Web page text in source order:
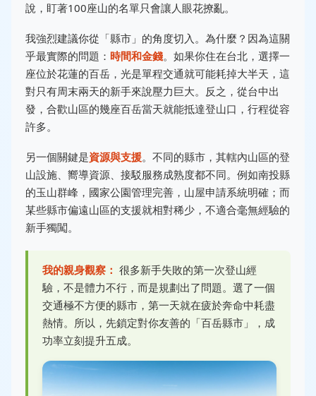
說，盯著100座山的名單只會讓人眼花撩亂。
我強烈建議你從「縣市」的角度切入。為什麼？因為這關
乎最實際的問題： 時間和金錢。如果你住在台北，選擇一
座位於花蓮的百岳，光是單程交通就可能耗掉大半天，這
對只有周末兩天的新手來說壓力巨大。反之，從台中出
發，合歡山區的幾座百岳當天就能抵達登山口，行程從容
許多。
另一個關鍵是資源與支援。不同的縣市，其轄內山區的登
山設施、嚮導資源、接駁服務成熟度都不同。例如南投縣
的玉山群峰，國家公園管理完善，山屋申請系統明確；而
某些縣市偏遠山區的支援就相對稀少，不適合毫無經驗的
新手獨闖。
我的親身觀察： 很多新手失敗的第一次登山經
驗，不是體力不行，而是規劃出了問題。選了一個
交通極不方便的縣市，第一天就在疲於奔命中耗盡
熱情。所以，先鎖定對你友善的「百岳縣市」，成
功率立刻提升五成。